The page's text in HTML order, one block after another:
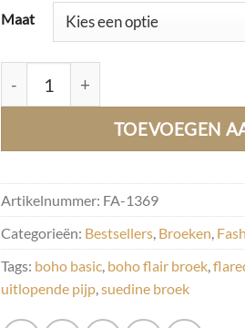
Maat
TOEVOEGEN
Artikelnummer: FA-1369
Categorieën: Bestsellers, Broeken,
Tags: boho basic, boho flair broek,
uitlopende pijp,suedine broek